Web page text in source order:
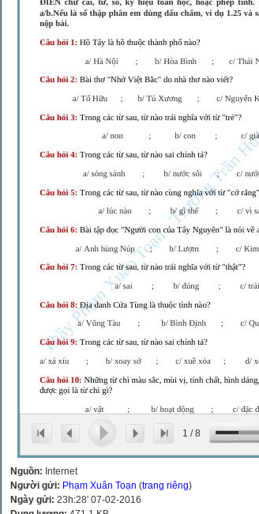
1 /8
Nguồn: Internet
Người gửi: Phạm Xuân Toạn (trang riêng)
Ngày gửi: 23h:28' 07-02-2016